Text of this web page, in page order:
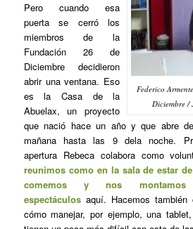
Federico
Diciembre /
Pero cuando esa
puerta se cerró los
miembros de la
Fundación 26 de
Diciembre decidieron
abrir una ventana. Eso
es la Casa de la
Abuelax, un proyecto
que nació hace un año y que abre
mañana hasta las 9 dela noche.
apertura Rebeca colabora como
reunimos como en la sala de estar
comemos y nos montamos
espectáculos aquí. Hacemos
cómo manejar, por ejemplo, una